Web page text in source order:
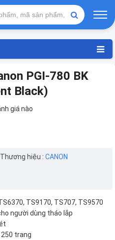
PGI-780 BK
Black)
giá nào
Thương hiệu : CANON
TS9170, TS707, TS9570
người dùng tháo lắp
trang